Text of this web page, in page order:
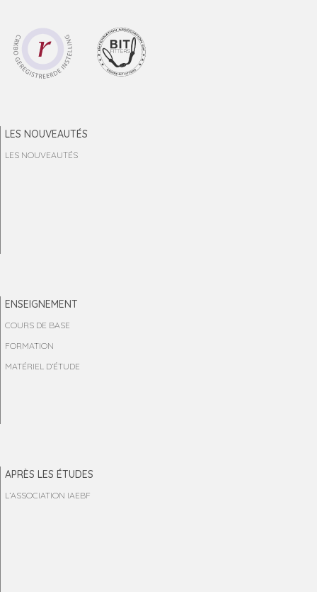
LES NOUVEAUTÉS
LES NOUVEAUTÉS
ENSEIGNEMENT
COURS DE BASE
FORMATION
MATÉRIEL D’ÉTUDE
APRÈS LES ÉTUDES
L’ASSOCIATION IAEBF